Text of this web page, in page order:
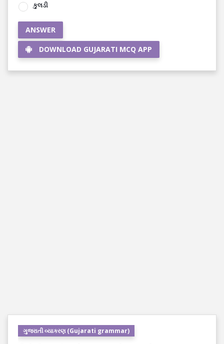
કુલડી
ANSWER
DOWNLOAD GUJARATI MCQ APP
ગુજરાતી વ્યાકરણ (Gujarati grammar)